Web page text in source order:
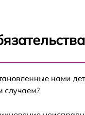
Hiper SmartTV
Hiper SmartTV 65"
нами
случаем?